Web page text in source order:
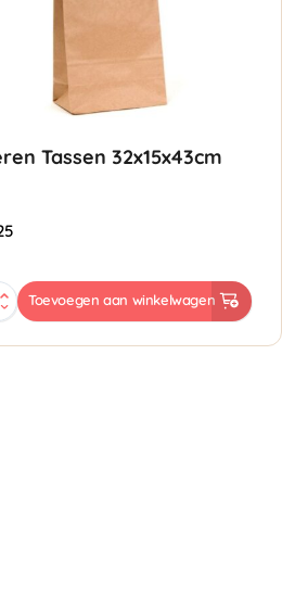
Tassen 32x15x43cm
Toevoegen aan winkelwagen